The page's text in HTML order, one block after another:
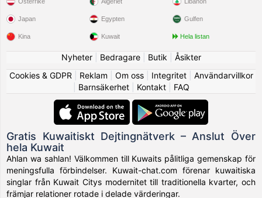
Japan
Kina
Egypten
Kuwait
Gulfen
Hela listan
Nyheter| Bedragare| Butik
Åsikter
Cookies & GDPR
Reklam Om oss| Integritet| Användarvillkor
Barnsäkerhet| Kontakt| FAQ
Gratis Kuwaitiskt Dejtingnätverk – Anslut Över
hela Kuwait
Ahlan wa sahlan! Välkommen till Kuwaits pålitliga gemenskap för
meningsfulla förbindelser. Kuwait-chat.com förenar kuwaitiska
singlar från Kuwait Citys modernitet till traditionella kvarter, och
främjar relationer rotade i delade värderingar.